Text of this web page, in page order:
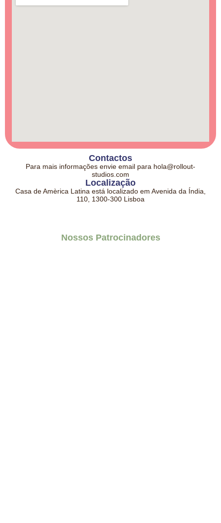
Contactos
Para mais informações envie email para hola@rollout-
studios.com
Localização
Casa de Amèrica Latina está localizado em Avenida da Índia,
110, 1300-300 Lisboa
Nossos Patrocinadores